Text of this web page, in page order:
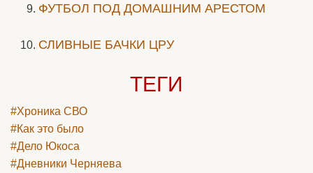
ФУТБОЛ ПОД ДОМАШНИМ АРЕСТОМ
СЛИВНЫЕ БАЧКИ ЦРУ
ТЕГИ
#Хроника СВО
#Как это было
#Дело Юкоса
#Дневники Черняева